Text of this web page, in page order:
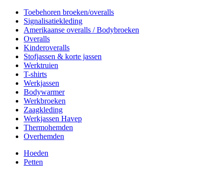
Toebehoren broeken/overalls
Signalisatiekleding
Amerikaanse overalls / Bodybroeken
Overalls
Kinderoveralls
Stofjassen & korte jassen
Werktruien
T-shirts
Werkjassen
Bodywarmer
Werkbroeken
Zaagkleding
Werkjassen Havep
Thermohemden
Overhemden
Hoeden
Petten